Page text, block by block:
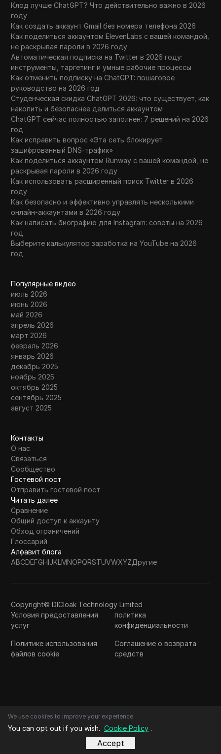
Клод лучше ChatGPT? Что действительно важно в 2026
году
Как создать аккаунт Gmail без номера телефона 2026
Как поделиться аккаунтом ElevenLabs с вашей командой,
не раскрывая пароли в 2026 году
Автоматическая подписка на Twitter в 2026 году:
инструменты, таргетинг и умные рабочие процессы
Как отменить подписку на ChatGPT: пошаговое
руководство на 2026 год
Студенческая скидка ChatGPT 2026: что существует, как
накопить и безопаснее делиться аккаунтом
ChatGPT сейчас полностью заполнен: 7 решений на 2026
год
Как исправить вопрос «Эта сеть блокирует
зашифрованный DNS-трафик»
Как поделиться аккаунтом Runway с вашей командой, не
раскрывая пароли в 2026 году
Как использовать расширенный поиск Twitter в 2026
году
Как безопасно и эффективно управлять несколькими
онлайн-аккаунтами в 2026 году
Как написать биографию для Instagram: советы на 2026
год
Выберите калькулятор заработка на YouTube на 2026
год
Популярные видео
июль 2026
июнь 2026
май 2026
апрель 2026
март 2026
февраль 2026
январь 2026
декабрь 2025
ноябрь 2025
октябрь 2025
сентябрь 2025
август 2025
Контакты
О нас
Связаться
Сообщество
Гостевой пост
Отправить гостевой пост
Читать далее
Сравнение
Общий доступ к аккаунту
Обход ограничений
Глоссарий
Алфавит блога
ABCDEFGHIJKLMNOPQRSTUVWXYZДругие
Copyright© DICloak Technology Limited
Условия предоставления
услуг
политика
конфиденциальности
Политике использования
файлов cookie
Соглашение о возврата
средств
We use cookies to improve your experience.
You can opt out if you wish. Cookie Policy .
Accept